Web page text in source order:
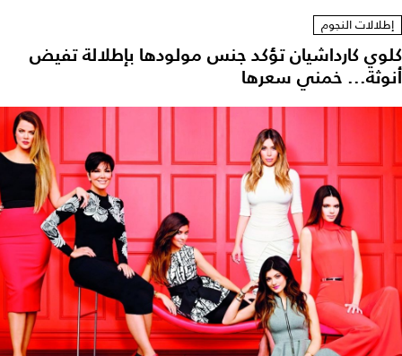
إطلالات النجوم
كلوي كارداشيان تؤكد جنس مولودها بإطلالة تفيض
أنوثة... خمني سعرها